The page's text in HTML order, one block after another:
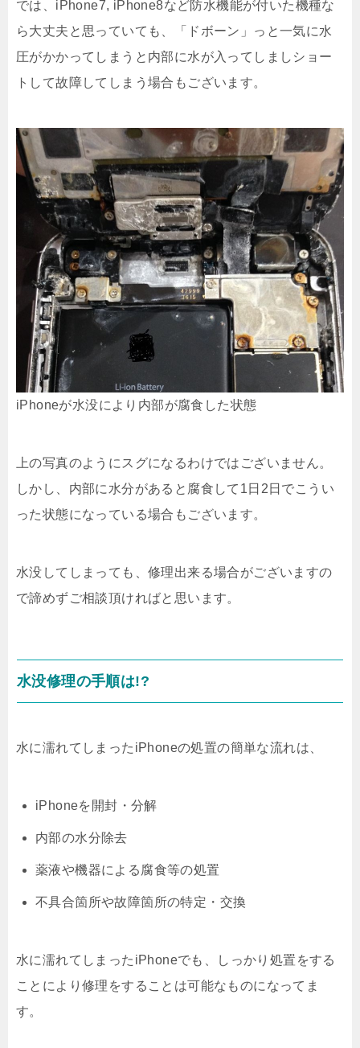
では、iPhone7, iPhone8など防水機能が付いた機種な
ら大丈夫と思っていても、「ドボーン」っと一気に水
圧がかかってしまうと内部に水が入ってしましショー
トして故障してしまう場合もございます。
iPhoneが水没により内部が腐食した状態
上の写真のようにスグになるわけではございません。
しかし、内部に水分があると腐食して1日2日でこうい
った状態になっている場合もございます。
水没してしまっても、修理出来る場合がございますの
で諦めずご相談頂ければと思います。
水没修理の手順は!?
水に濡れてしまったiPhoneの処置の簡単な流れは、
iPhoneを開封・分解
内部の水分除去
薬液や機器による腐食等の処置
不具合箇所や故障箇所の特定・交換
水に濡れてしまったiPhoneでも、しっかり処置をする
ことにより修理をすることは可能なものになってま
す。